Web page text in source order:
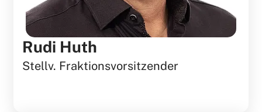
Rudi Huth
Stellv. Fraktionsvorsitzender